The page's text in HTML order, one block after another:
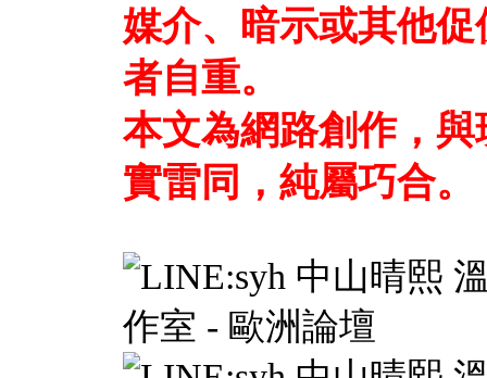
媒介、暗示或其他
者自重。
本文為網路創作，
實雷同，純屬巧合。